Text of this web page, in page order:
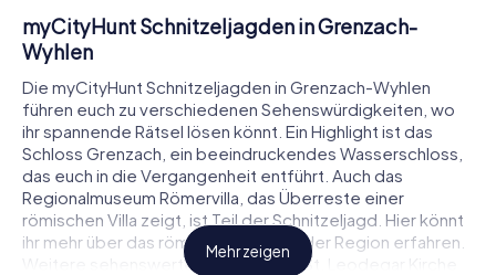
myCityHunt Schnitzeljagden in Grenzach-
Wyhlen
Die myCityHunt Schnitzeljagden in Grenzach-Wyhlen
führen euch zu verschiedenen Sehenswürdigkeiten, wo
ihr spannende Rätsel lösen könnt. Ein Highlight ist das
Schloss Grenzach, ein beeindruckendes Wasserschloss,
das euch in die Vergangenheit entführt. Auch das
Regionalmuseum Römervilla, das Überreste einer
römischen Villa zeigt, ist Teil der Schnitzeljagd. Hier könnt
ihr mehr über das römische Leben in der Region erfahren.
Weitere sehenswerte Orte sind die St. Leodegar Kirche
Mehr zeigen